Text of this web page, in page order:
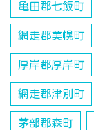
亀田郡七飯町
網走郡美幌町
厚岸郡厚岸町
網走郡津別町
茅部郡森町